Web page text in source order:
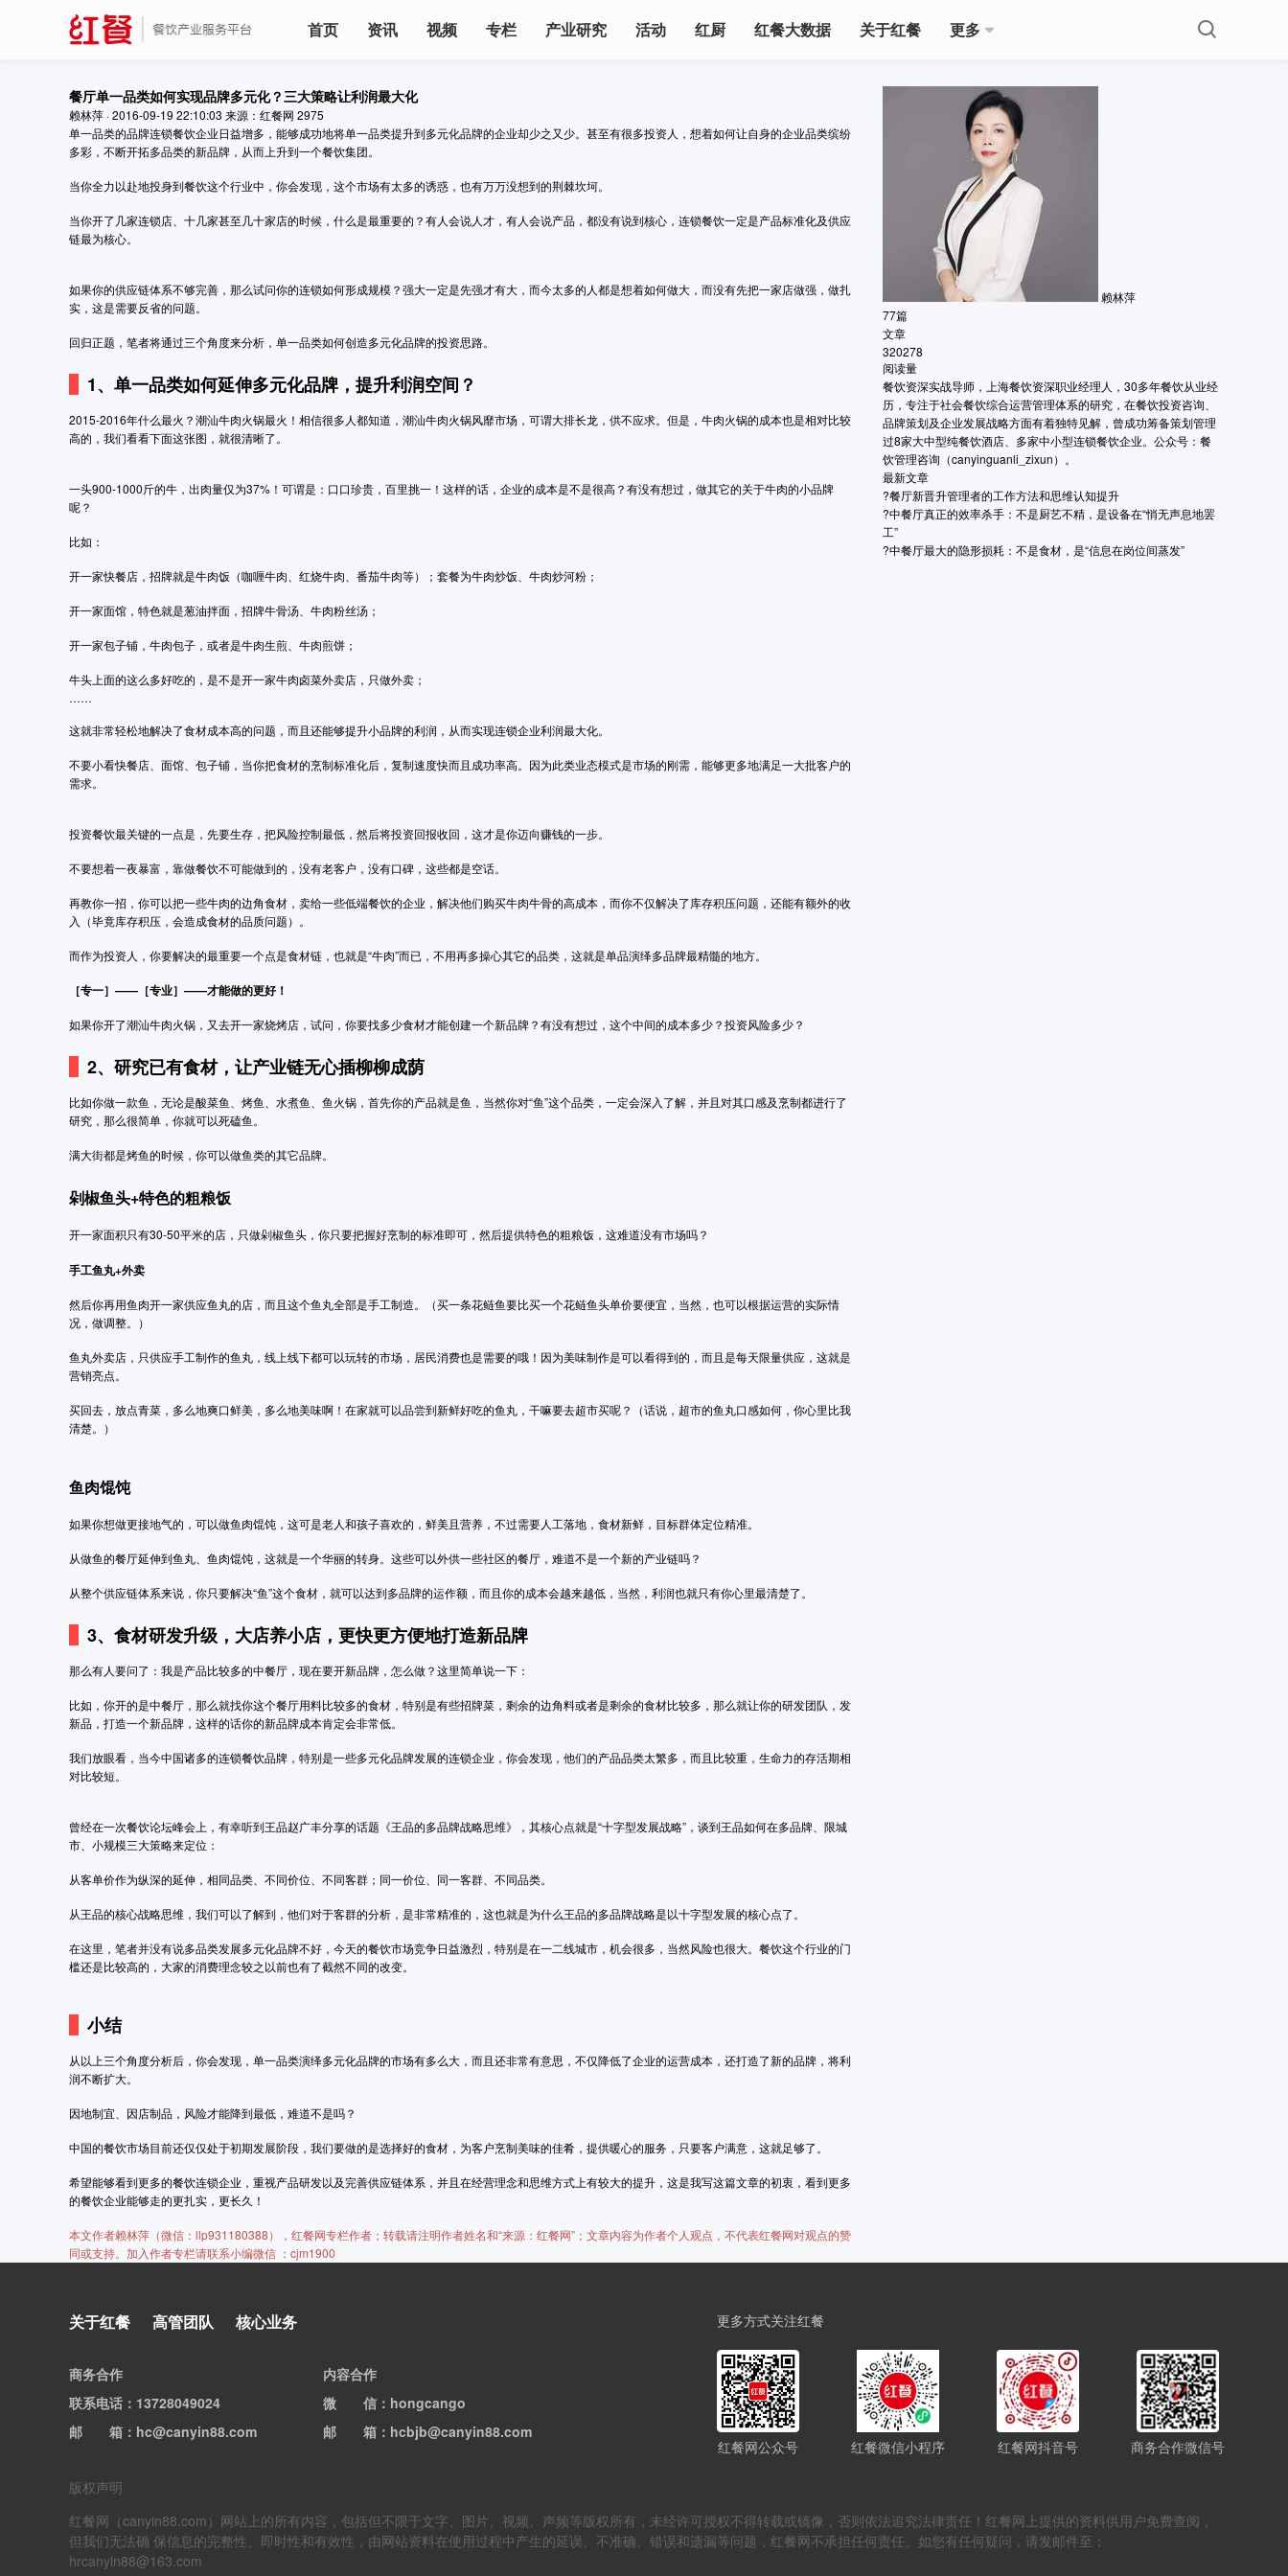
首页 资讯 视频 专栏 产业研究 活动 红厨 红餐大数据 关于红餐 更多
餐厅单一品类如何实现品牌多元化？三大策略让利润最大化
赖林萍 ·2016-09-19 22:10:03 来源：红餐网 2975
单一品类的品牌连锁餐饮企业日益增多，能够成功地将单一品类提升到多元化品牌的企业却少之又少。甚至有很多投资人，想着如何让自身的企业品类缤纷
多彩，不断开拓多品类的新品牌，从而上升到一个餐饮集团。
当你全力以赴地投身到餐饮这个行业中，你会发现，这个市场有太多的诱惑，也有万万没想到的荆棘坎坷。
当你开了几家连锁店、十几家甚至几十家店的时候，什么是最重要的？有人会说人才，有人会说产品，都没有说到核心，连锁餐饮一定是产品标准化及供应
链最为核心。
如果你的供应链体系不够完善，那么试问你的连锁如何形成规模？强大一定是先强才有大，而今太多的人都是想着如何做大，而没有先把一家店做强，做扎
实，这是需要反省的问题。
回归正题，笔者将通过三个角度来分析，单一品类如何创造多元化品牌的投资思路。
1、单一品类如何延伸多元化品牌，提升利润空间？
2015-2016年什么最火？潮汕牛肉火锅最火！相信很多人都知道，潮汕牛肉火锅风靡市场，可谓大排长龙，供不应求。但是，牛肉火锅的成本也是相对比较
高的，我们看看下面这张图，就很清晰了。
一头900-1000斤的牛，出肉量仅为37%！可谓是：口口珍贵，百里挑一！这样的话，企业的成本是不是很高？有没有想过，做其它的关于牛肉的小品牌
呢？
比如：
开一家快餐店，招牌就是牛肉饭（咖喱牛肉、红烧牛肉、番茄牛肉等）；套餐为牛肉炒饭、牛肉炒河粉；
开一家面馆，特色就是葱油拌面，招牌牛骨汤、牛肉粉丝汤；
开一家包子铺，牛肉包子，或者是牛肉生煎、牛肉煎饼；
牛头上面的这么多好吃的，是不是开一家牛肉卤菜外卖店，只做外卖；
……
这就非常轻松地解决了食材成本高的问题，而且还能够提升小品牌的利润，从而实现连锁企业利润最大化。
不要小看快餐店、面馆、包子铺，当你把食材的烹制标准化后，复制速度快而且成功率高。因为此类业态模式是市场的刚需，能够更多地满足一大批客户的
需求。
投资餐饮最关键的一点是，先要生存，把风险控制最低，然后将投资回报收回，这才是你迈向赚钱的一步。
不要想着一夜暴富，靠做餐饮不可能做到的，没有老客户，没有口碑，这些都是空话。
再教你一招，你可以把一些牛肉的边角食材，卖给一些低端餐饮的企业，解决他们购买牛肉牛骨的高成本，而你不仅解决了库存积压问题，还能有额外的收
入（毕竟库存积压，会造成食材的品质问题）。
而作为投资人，你要解决的最重要一个点是食材链，也就是“牛肉”而已，不用再多操心其它的品类，这就是单品演绎多品牌最精髓的地方。
［专一］——［专业］——才能做的更好！
如果你开了潮汕牛肉火锅，又去开一家烧烤店，试问，你要找多少食材才能创建一个新品牌？有没有想过，这个中间的成本多少？投资风险多少？
2、研究已有食材，让产业链无心插柳柳成荫
比如你做一款鱼，无论是酸菜鱼、烤鱼、水煮鱼、鱼火锅，首先你的产品就是鱼，当然你对“鱼”这个品类，一定会深入了解，并且对其口感及烹制都进行了
研究，那么很简单，你就可以死磕鱼。
满大街都是烤鱼的时候，你可以做鱼类的其它品牌。
剁椒鱼头+特色的粗粮饭
开一家面积只有30-50平米的店，只做剁椒鱼头，你只要把握好烹制的标准即可，然后提供特色的粗粮饭，这难道没有市场吗？
手工鱼丸+外卖
然后你再用鱼肉开一家供应鱼丸的店，而且这个鱼丸全部是手工制造。（买一条花鲢鱼要比买一个花鲢鱼头单价要便宜，当然，也可以根据运营的实际情
况，做调整。）
鱼丸外卖店，只供应手工制作的鱼丸，线上线下都可以玩转的市场，居民消费也是需要的哦！因为美味制作是可以看得到的，而且是每天限量供应，这就是
营销亮点。
买回去，放点青菜，多么地爽口鲜美，多么地美味啊！在家就可以品尝到新鲜好吃的鱼丸，干嘛要去超市买呢？（话说，超市的鱼丸口感如何，你心里比我
清楚。）
鱼肉馄饨
如果你想做更接地气的，可以做鱼肉馄饨，这可是老人和孩子喜欢的，鲜美且营养，不过需要人工落地，食材新鲜，目标群体定位精准。
从做鱼的餐厅延伸到鱼丸、鱼肉馄饨，这就是一个华丽的转身。这些可以外供一些社区的餐厅，难道不是一个新的产业链吗？
从整个供应链体系来说，你只要解决“鱼”这个食材，就可以达到多品牌的运作额，而且你的成本会越来越低，当然，利润也就只有你心里最清楚了。
3、食材研发升级，大店养小店，更快更方便地打造新品牌
那么有人要问了：我是产品比较多的中餐厅，现在要开新品牌，怎么做？这里简单说一下：
比如，你开的是中餐厅，那么就找你这个餐厅用料比较多的食材，特别是有些招牌菜，剩余的边角料或者是剩余的食材比较多，那么就让你的研发团队，发
新品，打造一个新品牌，这样的话你的新品牌成本肯定会非常低。
我们放眼看，当今中国诸多的连锁餐饮品牌，特别是一些多元化品牌发展的连锁企业，你会发现，他们的产品品类太繁多，而且比较重，生命力的存活期相
对比较短。
曾经在一次餐饮论坛峰会上，有幸听到王品赵广丰分享的话题《王品的多品牌战略思维》，其核心点就是“十字型发展战略”，谈到王品如何在多品牌、限城
市、小规模三大策略来定位：
从客单价作为纵深的延伸，相同品类、不同价位、不同客群；同一价位、同一客群、不同品类。
从王品的核心战略思维，我们可以了解到，他们对于客群的分析，是非常精准的，这也就是为什么王品的多品牌战略是以十字型发展的核心点了。
在这里，笔者并没有说多品类发展多元化品牌不好，今天的餐饮市场竞争日益激烈，特别是在一二线城市，机会很多，当然风险也很大。餐饮这个行业的门
槛还是比较高的，大家的消费理念较之以前也有了截然不同的改变。
小结
从以上三个角度分析后，你会发现，单一品类演绎多元化品牌的市场有多么大，而且还非常有意思，不仅降低了企业的运营成本，还打造了新的品牌，将利
润不断扩大。
因地制宜、因店制品，风险才能降到最低，难道不是吗？
中国的餐饮市场目前还仅仅处于初期发展阶段，我们要做的是选择好的食材，为客户烹制美味的佳肴，提供暖心的服务，只要客户满意，这就足够了。
希望能够看到更多的餐饮连锁企业，重视产品研发以及完善供应链体系，并且在经营理念和思维方式上有较大的提升，这是我写这篇文章的初衷，看到更多
的餐饮企业能够走的更扎实，更长久！
本文作者赖林萍（微信：llp931180388），红餐网专栏作者；转载请注明作者姓名和“来源：红餐网”；文章内容为作者个人观点，不代表红餐网对观点的赞
同或支持。加入作者专栏请联系小编微信 ：cjm1900
赖林萍
77篇
文章
320278
阅读量
餐饮资深实战导师，上海餐饮资深职业经理人，30多年餐饮从业经
历，专注于社会餐饮综合运营管理体系的研究，在餐饮投资咨询、
品牌策划及企业发展战略方面有着独特见解，曾成功筹备策划管理
过8家大中型纯餐饮酒店、多家中小型连锁餐饮企业。公众号：餐
饮管理咨询（canyinguanli_zixun）。
最新文章
?餐厅新晋升管理者的工作方法和思维认知提升
?中餐厅真正的效率杀手：不是厨艺不精，是设备在“悄无声息地罢
工”
?中餐厅最大的隐形损耗：不是食材，是“信息在岗位间蒸发”
关于红餐 高管团队 核心业务
商务合作
联系电话 ：13728049024
邮箱：hc@canyin88.com
内容合作
微信：hongcango
邮箱：hcbjb@canyin88.com
更多方式关注红餐
红餐网公众号 红餐微信小程序 红餐网抖音号 商务合作微信号
版权声明
红餐网（canyin88.com）网站上的所有内容，包括但不限于文字、图片、视频、声频等版权所有，未经许可授权不得转载或镜像，否则依法追究法律责任！红餐网上提供的资料供用户免费查阅，
但我们无法确 保信息的完整性、即时性和有效性，由网站资料在使用过程中产生的延误、不准确、错误和遗漏等问题，红餐网不承担任何责任。如您有任何疑问，请发邮件至：
hrcanyin88@163.com